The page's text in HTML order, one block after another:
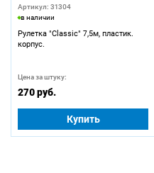
Артикул: 31304
в наличии
Рулетка "Classic" 7,5м, пластик.
корпус.
Цена за штуку:
270 руб.
Купить